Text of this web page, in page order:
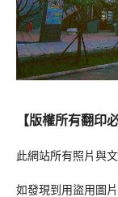
【版權所有翻印
此網站所有照片與
如發現到用盜用圖